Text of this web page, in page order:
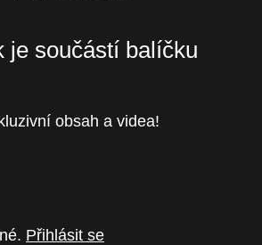
je součástí balíčku
obsah a videa!
Přihlásit se